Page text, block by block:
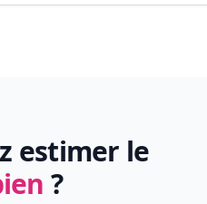
estimer le
?